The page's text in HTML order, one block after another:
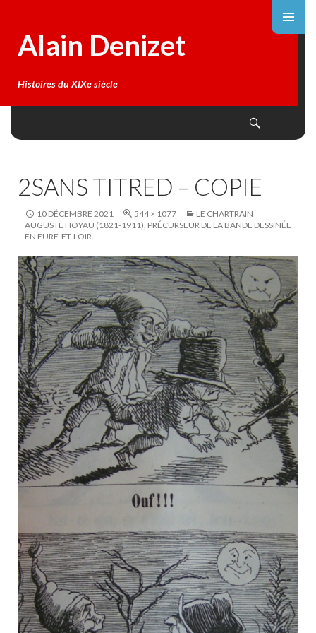
Alain Denizet
Histoires du XIXe siècle
2SANS TITRED – COPIE
10 DÉCEMBRE 2021 544 × 1077
LE CHARTRAIN
AUGUSTE HOYAU (1821-1911), PRÉCURSEUR DE LA BANDE DESSINÉE
EN EURE-ET-LOIR.